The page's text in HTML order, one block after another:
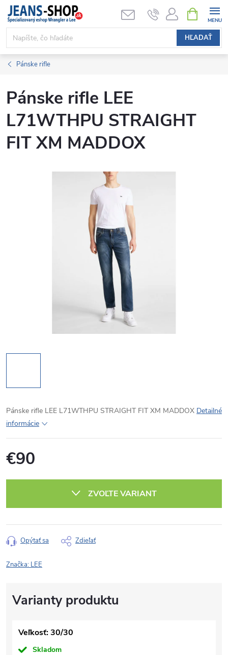
Prejsť
obsah
HĽADAŤ
KOŠÍK
Pánske rifle
Pánske rifle LEE
L71WTHPU STRAIGHT
FIT XM MADDOX
Pánske rifle LEE L71WTHPU STRAIGHT FIT XM MADDOX Detailné
informácie
€90
ZVOĽTE VARIANT
Opýtať sa Zdieľať
Značka: LEE
Veľkosť: 30/30
Skladom